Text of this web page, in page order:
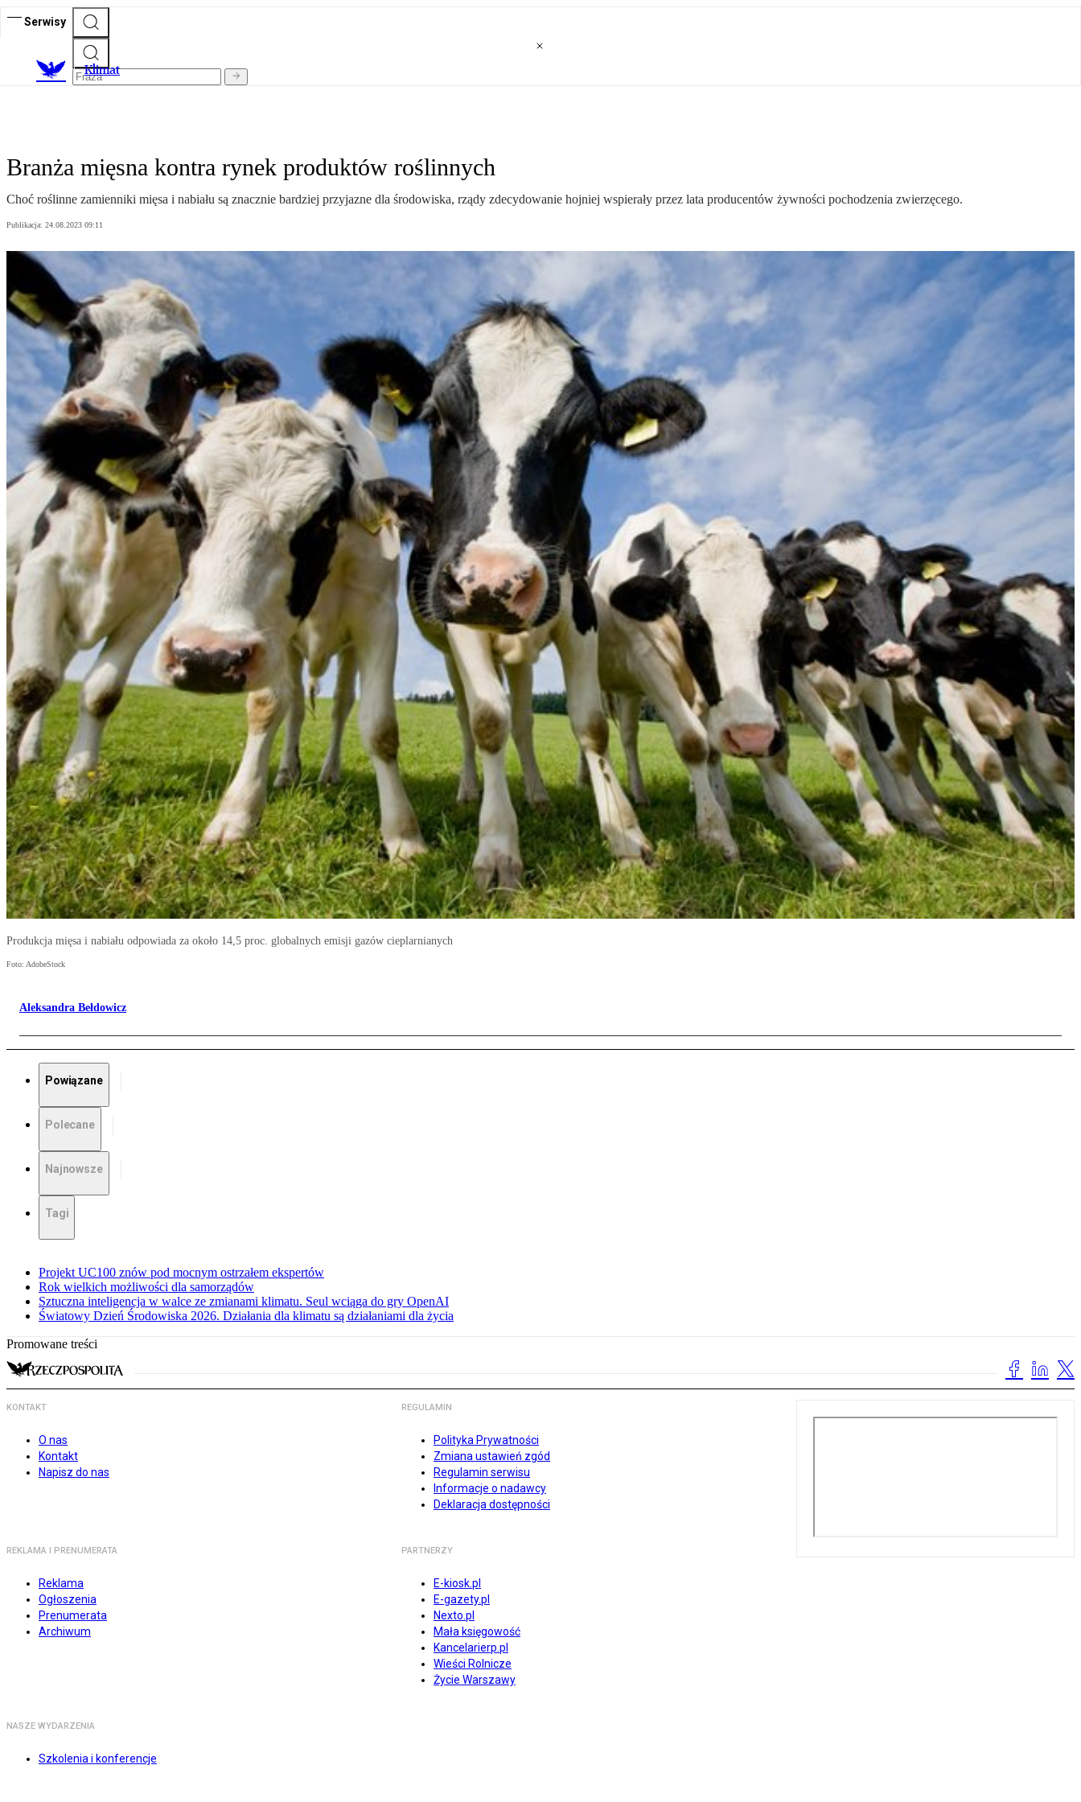
Serwisy
Klimat
Branża mięsna kontra rynek produktów roślinnych
Choć roślinne zamienniki mięsa i nabiału są znacznie bardziej przyjazne dla środowiska, rządy zdecydowanie hojniej wspierały przez lata producentów żywności pochodzenia zwierzęcego.
Publikacja: 24.08.2023 09:11
Produkcja mięsa i nabiału odpowiada za około 14,5 proc. globalnych emisji gazów cieplarnianych
Foto: AdobeStock
Aleksandra Bełdowicz
Powiązane
Polecane
Najnowsze
Tagi
Projekt UC100 znów pod mocnym ostrzałem ekspertów
Rok wielkich możliwości dla samorządów
Sztuczna inteligencja w walce ze zmianami klimatu. Seul wciąga do gry OpenAI
Światowy Dzień Środowiska 2026. Działania dla klimatu są działaniami dla życia
Promowane treści
KONTAKT
O nas
Kontakt
Napisz do nas
REGULAMIN
Polityka Prywatności
Zmiana ustawień zgód
Regulamin serwisu
Informacje o nadawcy
Deklaracja dostępności
REKLAMA I PRENUMERATA
Reklama
Ogłoszenia
Prenumerata
Archiwum
PARTNERZY
E-kiosk.pl
E-gazety.pl
Nexto.pl
Mała księgowość
Kancelarierp.pl
Wieści Rolnicze
Życie Warszawy
NASZE WYDARZENIA
Szkolenia i konferencje